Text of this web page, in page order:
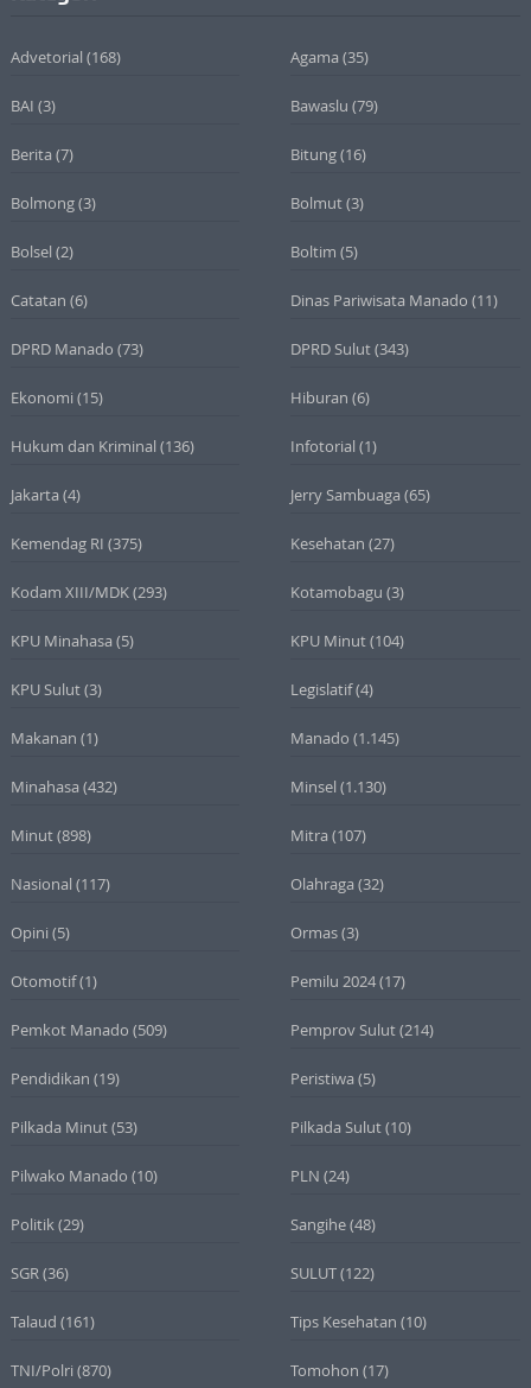
Advetorial (168) Agama (35)
BAI (3) Bawaslu (79)
Berita (7) Bitung(16)
Bolmong(3) Bolmut(3)
Bolsel (2) Boltim (5)
Catatan (6) Dinas Pariwisata Manado (11)
DPRD Manado (73) DPRD Sulut(343)
Ekonomi (15) Hiburan (6)
Hukum dan Kriminal (136) Infotorial (1)
Jakarta (4) Jerry Sambuaga (65)
Kemendag RI (375) Kesehatan (27)
Kodam XIII/MDK(293) Kotamobagu (3)
KPU Minahasa (5) KPU Minut(104)
KPU Sulut(3) Legislatif(4)
Makanan (1) Manado (1.145)
Minahasa (432) Minsel (1.130)
Minut(898) Mitra (107)
Nasional (117) Olahraga (32)
Opini (5) Ormas(3)
Otomotif(1) Pemilu 2024(17)
Pemkot Manado (509) Pemprov Sulut(214)
Pendidikan (19) Peristiwa (5)
Pilkada Minut(53) Pilkada Sulut(10)
Pilwako Manado (10) PLN (24)
Politik(29) Sangihe(48)
SGR(36) SULUT(122)
Talaud (161) Tips Kesehatan (10)
TNI/Polri (870) Tomohon (17)